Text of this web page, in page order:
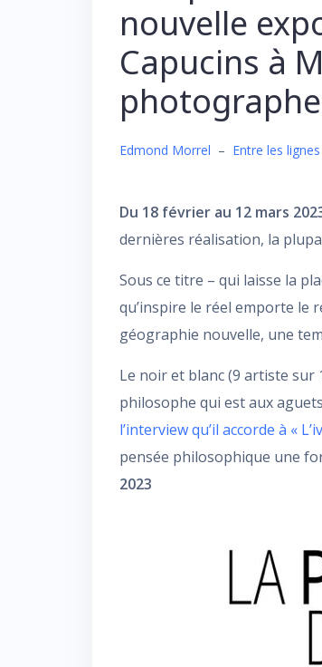
nouvelle
Capucins à
Edmond Morrel – Entre les lignes
Du 18 février au 12 mars
dernières réalisation, la
Sous ce titre – qui laisse la
qu’inspire le réel emporte le
géographie nouvelle, une
Le noir et blanc (9 artiste sur
philosophe qui est aux
l’interview qu’il accorde à «
pensée philosophique une
2023